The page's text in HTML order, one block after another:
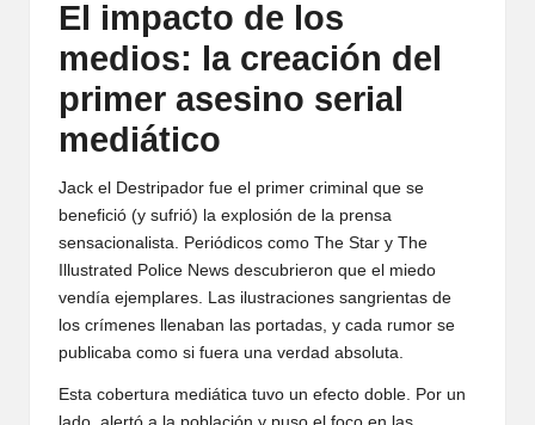
El impacto de los
medios: la creación del
primer asesino serial
mediático
Jack el Destripador fue el primer criminal que se
benefició (y sufrió) la explosión de la prensa
sensacionalista. Periódicos como The Star y The
Illustrated Police News descubrieron que el miedo
vendía ejemplares. Las ilustraciones sangrientas de
los crímenes llenaban las portadas, y cada rumor se
publicaba como si fuera una verdad absoluta.
Esta cobertura mediática tuvo un efecto doble. Por un